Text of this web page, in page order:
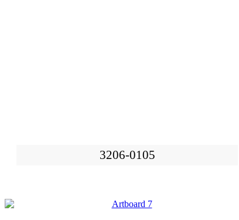
3206-0105